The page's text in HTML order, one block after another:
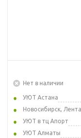
Нет в наличии
УЮТ Астана
Новосибирск, Лента
УЮТ в тц Апорт
УЮТ Алматы